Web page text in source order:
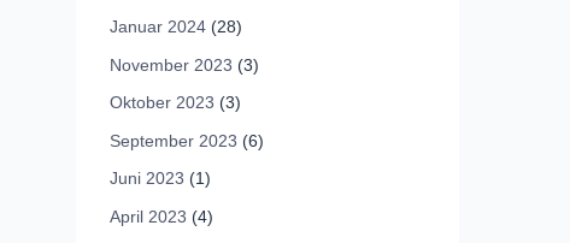
Januar 2024 (28)
November 2023 (3)
Oktober 2023 (3)
September 2023 (6)
Juni 2023 (1)
April 2023 (4)